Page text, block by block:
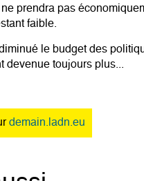
prendra pas
faible.
le budget des
devenue toujours plus...
demain.ladn.eu